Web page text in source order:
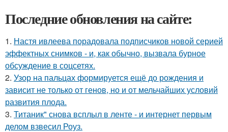
Последние обновления на сайте:
1. Настя ивлеева порадовала подписчиков новой серией
эффектных снимков - и, как обычно, вызвала бурное
обсуждение в соцсетях.
2. Узор на пальцах формируется ещё до рождения и
зависит не только от генов, но и от мельчайших условий
развития плода.
3. Титаник" снова всплыл в ленте - и интернет первым
делом взвесил Роуз.